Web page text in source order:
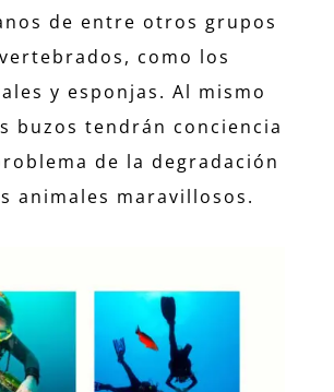
de entre otros grupos
como los
y esponjas. Al mismo
buzos tendrán conciencia
de la degradación
animales maravillosos.